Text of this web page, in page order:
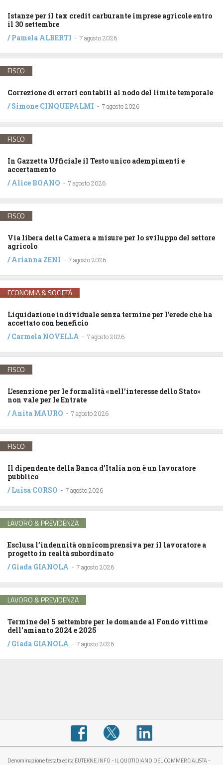
Istanze per il tax credit carburante imprese agricole entro
il 30 settembre
/Pamela ALBERTI - 7 agosto 2026
FISCO
Correzione di errori contabili al nodo del limite temporale
/Simone CINQUEPALMI - 7 agosto 2026
FISCO
In Gazzetta Ufficiale il Testo unico adempimenti e
accertamento
/Alice BOANO - 7 agosto 2026
FISCO
Via libera della Camera a misure per lo sviluppo del settore
agricolo
/Arianna ZENI - 7 agosto 2026
ECONOMIA & SOCIETÀ
Liquidazione individuale senza termine per l’erede che ha
accettato con beneficio
/Carmela NOVELLA - 7 agosto 2026
FISCO
L’esenzione per le formalità «nell’interesse dello Stato»
non vale per le Entrate
/Anita MAURO - 7 agosto 2026
FISCO
Il dipendente della Banca d’Italia non è un lavoratore
pubblico
/Luisa CORSO - 7 agosto 2026
LAVORO & PREVIDENZA
Esclusa l’indennità onnicomprensiva per il lavoratore a
progetto in realtà subordinato
/Giada GIANOLA - 7 agosto 2026
LAVORO & PREVIDENZA
Termine del 5 settembre per le domande al Fondo vittime
dell’amianto 2024 e 2025
/Giada GIANOLA - 7 agosto 2026
Denominazione testata edita EUTEKNE.INFO - IL QUOTIDIANO DEL COMMERCIALISTA -